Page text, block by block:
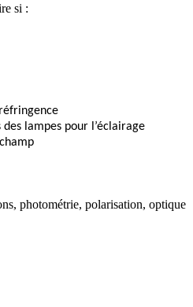
si :
lampes pour l’éclairage
photométrie, polarisation, optique